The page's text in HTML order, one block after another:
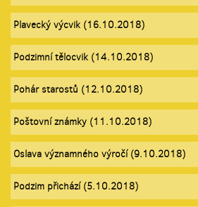
Plavecký výcvik (16.10.2018)
Podzimní tělocvik (14.10.2018)
Pohár starostů (12.10.2018)
Poštovní známky (11.10.2018)
Oslava významného výročí (9.10.2018)
Podzim přichází (5.10.2018)